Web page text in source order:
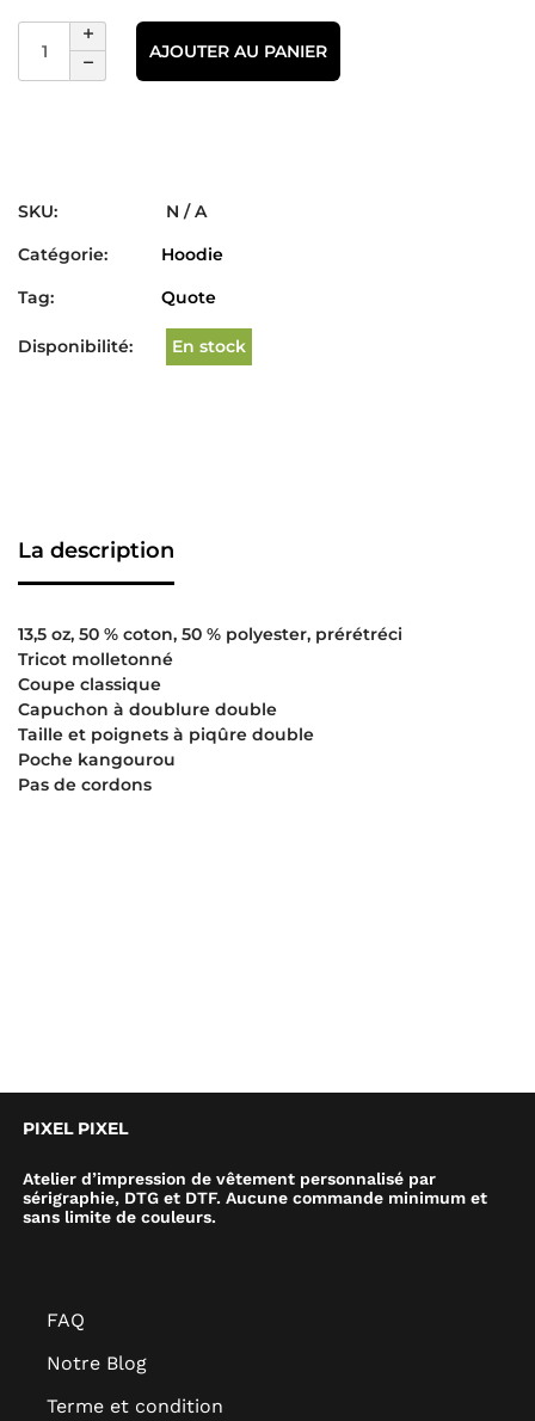
AJOUTER AU PANIER
SKU:
N / A
Catégorie:
Hoodie
Tag:
Quote
Disponibilité: En stock
La description
13,5 oz, 50 % coton, 50 % polyester, prérétréci
Tricot molletonné
Coupe classique
Capuchon à doublure double
Taille et poignets à piqûre double
Poche kangourou
Pas de cordons
PIXEL PIXEL
Atelier d’impression de vêtement personnalisé par
sérigraphie, DTG et DTF. Aucune commande minimum et
sans limite de couleurs.
FAQ
Notre Blog
Terme et condition